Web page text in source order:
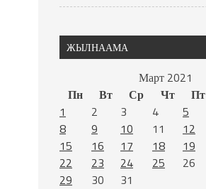
ЖЫЛНААМА
Март 2021
Пн
Вт Ср Чт Пт
1
2 3 4 5
8
9 10 11 12
15
16 17 18 19
22
23 24 25 26
29
30
31